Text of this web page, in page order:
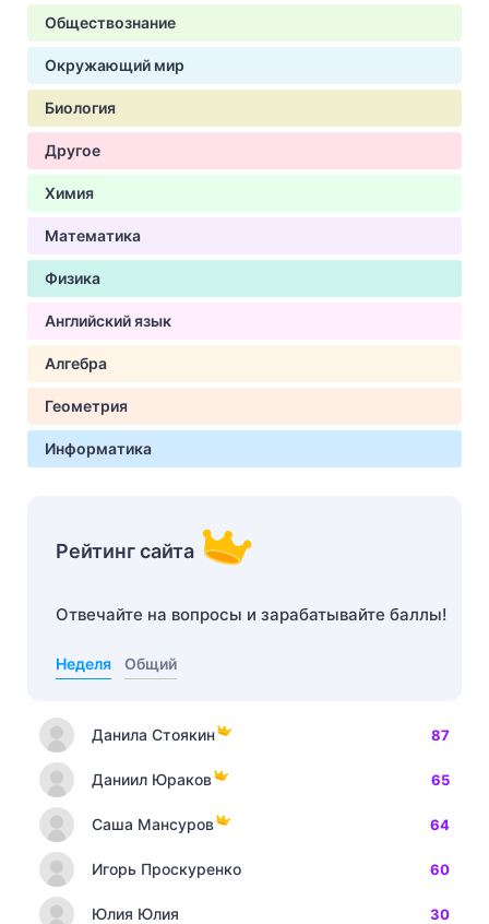
Обществознание
Окружающий мир
Биология
Другое
Химия
Математика
Физика
Английский язык
Алгебра
Геометрия
Информатика
Рейтинг сайта
Отвечайте на вопросы и зарабатывайте баллы!
Неделя Общий
Данила Стоякин 87
Даниил Юраков 65
Саша Мансуров 64
Игорь Проскуренко 60
Юлия Юлия 30